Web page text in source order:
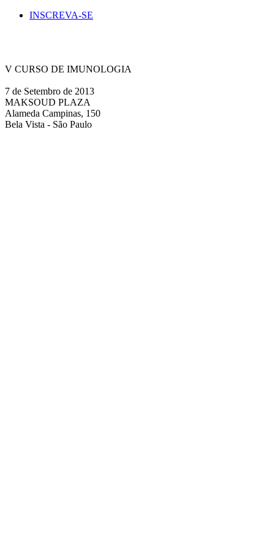
INSCREVA-SE
V CURSO DE IMUNOLOGIA
7 de Setembro de 2013
MAKSOUD PLAZA
Alameda Campinas, 150
Bela Vista - São Paulo